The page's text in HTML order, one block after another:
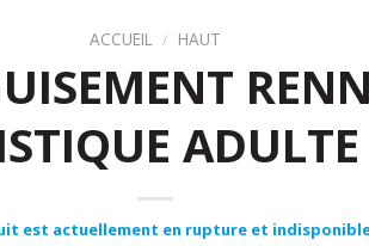
ACCUEIL / HAUT
est actuellement en rupture et